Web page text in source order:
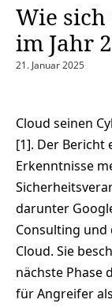
Wie
im Jahr
21. Januar 2025
Cloud seinen
[1]. Der
Erkenntnisse
darunter
Consulting und
Cloud. Sie
nächste Phase
für Angreifer